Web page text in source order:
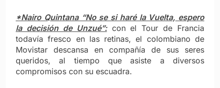
*Nairo Quintana “No se si haré la Vuelta, espero
la decisión de Unzué”:con el Tour de Francia
todavía fresco en las retinas, el colombiano de
Movistar descansa en compañía de sus seres
queridos, al tiempo que asiste a diversos
compromisos con su escuadra.